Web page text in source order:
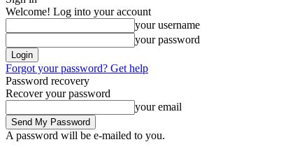
Welcome! Log into your account
your username
your password
Forgot your password? Get help
Password recovery
Recover your password
your email
A password will be e-mailed to you.